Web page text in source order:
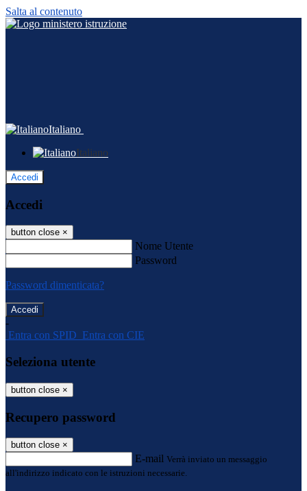
Salta al contenuto
Italiano
Italiano
Accedi
Accedi
button close ×
Nome Utente
Password
Password dimenticata?
-
Entra con SPID Entra con CIE
Seleziona utente
button close ×
Recupero password
button close ×
E-mail Verrà inviato un messaggio
all'indirizzo indicato con le istruzioni necessarie.